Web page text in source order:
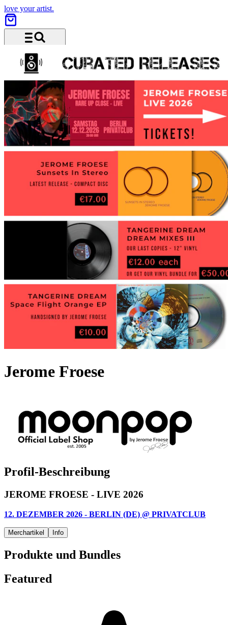
love your artist.
Jerome Froese
Profil-Beschreibung
JEROME FROESE - LIVE 2026
12. DEZEMBER 2026 - BERLIN (DE) @ PRIVATCLUB
Merchartikel Info
Produkte und Bundles
Featured